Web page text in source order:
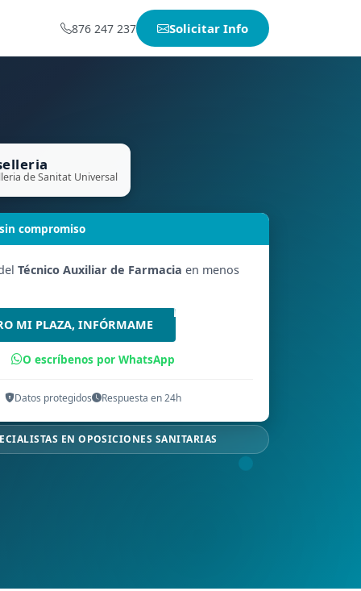
876 247 237 Solicitar Info
de Sanitat Universal
compromiso
Técnico Auxiliar de Farmacia en menos
MI PLAZA, INFÓRMAME
O escríbenos por WhatsApp
Datos protegidos Respuesta en 24h
EN OPOSICIONES SANITARIAS